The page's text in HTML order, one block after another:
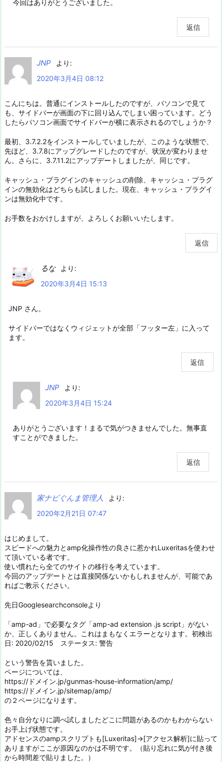
今回はありがとうございました。
返信
JNP
より:
2020年3月4日 08:12
こんにちは。普通にインストールしたのですが、パソコンで見て
も、サイドバーが画面の下に回り込んでしまい困っています。どう
したらパソコン画面でサイドバーが横に表示されるのでしょうか？
最初、3.7.2.2をインストールしていましたが、このような状態で、
先ほど、3.7.8にアップグレードしたのですが、状況が変わりませ
ん。さらに、3.7.11.2にアップデートしましたが、同じです。
キャッシュ・プラグインのキャッシュの削除、キャッシュ・プラグ
インの無効化はどちらも試しました。現在、キャッシュ・プラグイ
ンは無効化中です。
お手数をおかけしますが、よろしくお願いいたします。
返信
るな
より:
2020年3月4日 15:13
JNP さん。
サイドバーではなくウィジェットが全部「フッター左」に入って
ます。
返信
JNP
より:
2020年3月4日 15:24
ありがとうございます！まるで気がつきませんでした。無事直
すことができました。
返信
家ナビぐんま管理人
より:
2020年2月21日 07:47
はじめまして。
スピードへの魅力とamp化操作性の良さに惹かれLuxeritasを使わせ
て頂いている者です。
使い慣れたら全てのサイトの移行を考えています。
今回のアップデートとは直接関係ないかもしれませんが、可能であ
ればご教示ください。
先日Googlesearchconsoleより
「amp-ad」で必要なタグ「amp-ad extension .js script」がない
か、正しくありません。これはまもなくエラーとなります。初検出
日: 2020/02/15 ステータス: 警告
という警告を貰いました。
ページについては、
https://ドメイン.jp/gunmas-house-information/amp/
https://ドメイン.jp/sitemap/amp/
の２ページになります。
色々自分なりに調べ試しましたどこに問題があるのかもわからない
お手上げ状態です。
アドセンスのampスクリプトも[Luxeritas]→[アクセス解析]に貼って
ありますがここが原因なのかは不明です。（貼り忘れに気が付き後
から時間差で貼りました。）